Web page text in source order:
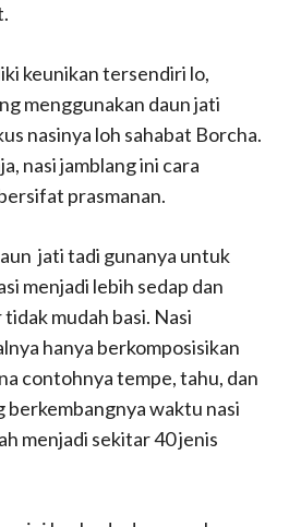
keunikan tersendiri lo,
menggunakan daun jati
nasinya loh sahabat Borcha.
nasi jamblang ini cara
prasmanan.
jati tadi gunanya untuk
menjadi lebih sedap dan
mudah basi. Nasi
hanya berkomposisikan
contohnya tempe, tahu, dan
berkembangnya waktu nasi
menjadi sekitar 40 jenis